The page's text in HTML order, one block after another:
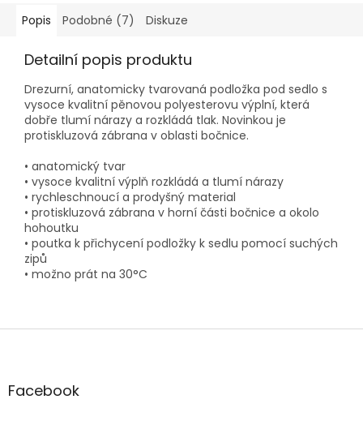
Popis Podobné (7) Diskuze
Detailní popis produktu
Drezurní, anatomicky tvarovaná podložka pod sedlo s
vysoce kvalitní pěnovou polyesterovu výplní, která
dobře tlumí nárazy a rozkládá tlak. Novinkou je
protiskluzová zábrana v oblasti bočnice.
• anatomický tvar
• vysoce kvalitní výplň rozkládá a tlumí nárazy
• rychleschnoucí a prodyšný material
• protiskluzová zábrana v horní části bočnice a okolo
hohoutku
• poutka k přichycení podložky k sedlu pomocí suchých
zipů
• možno prát na 30°C
Z
aFacebook